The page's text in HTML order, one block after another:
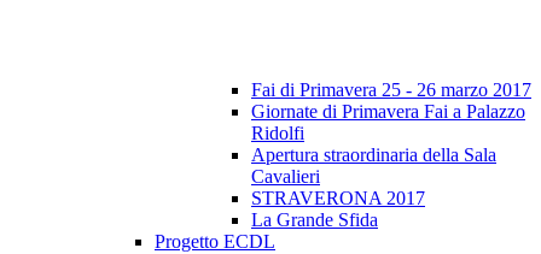
Fai di Primavera 25 - 26 marzo 2017
Giornate di Primavera Fai a Palazzo
Ridolfi
Apertura straordinaria della Sala
Cavalieri
STRAVERONA 2017
La Grande Sfida
Progetto ECDL